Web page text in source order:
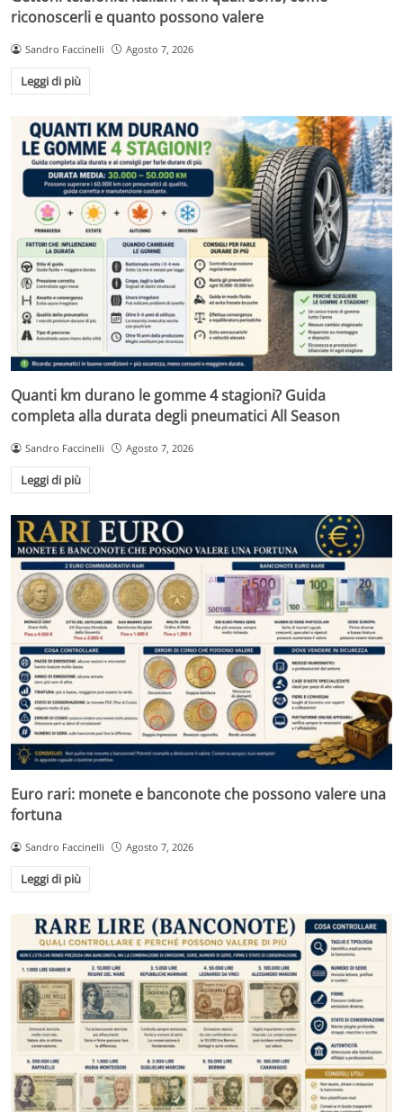
riconoscerli e quanto possono valere
Sandro Faccinelli Agosto 7, 2026
Leggi di più
Quanti km durano le gomme 4 stagioni? Guida
completa alla durata degli pneumatici All Season
Sandro Faccinelli Agosto 7, 2026
Leggi di più
Euro rari: monete e banconote che possono valere una
fortuna
Sandro Faccinelli Agosto 7, 2026
Leggi di più